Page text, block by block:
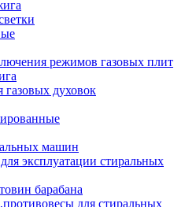
режимов газовых плит
духовок
машин
эксплуатации стиральных
барабана
для стиральных